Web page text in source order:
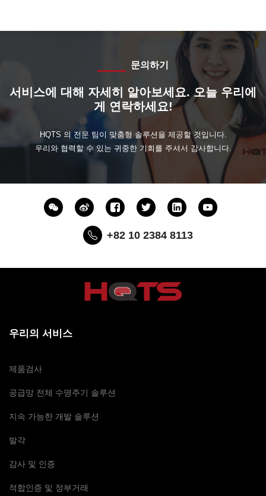
문의하기
서비스에 대해 자세히 알아보세요. 오늘 우리에
게 연락하세요!
HQTS 의 전문 팀이 맞춤형 솔루션을 제공할 것입니다.
우리와 협력할 수 있는 귀중한 기회를 주셔서 감사합니다.
+82 10 2384 8113
우리의 서비스
제품검사
공급망 전체 수명주기 솔루션
지속 가능한 개발 솔루션
발각
감사 및 인증
적합인증 및 정부거래